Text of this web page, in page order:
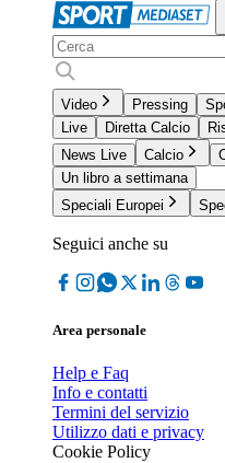
Video Pressing
Live
Diretta Calcio
News Live
Calcio
Un libro a settimana
Speciali Europei
Seguici anche su
Area personale
Help e Faq
Info e contatti
Termini del servizio
Utilizzo dati e privacy
Cookie Policy